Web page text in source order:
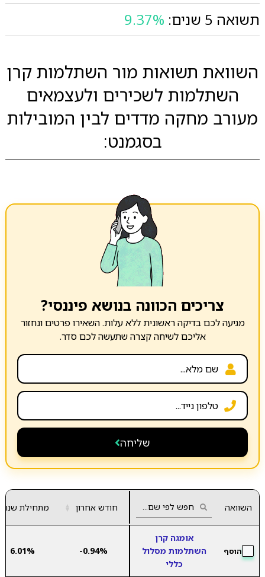
תשואה 5 שנים:
9.37%
השוואת תשואות מור השתלמות קרן
השתלמות לשכירים ולעצמאים
מעורב מחקה מדדים לבין המובילות
בסגמנט:
צריכים הכוונה בנושא פיננסי?
מגיעה לכם בדיקה ראשונית ללא עלות. השאירו פרטים ונחזור
אליכם לשיחה קצרה שתעשה לכם סדר.
שליחה
השוואה חודש אחרון ▲
▼ מתחילת שנה
הוסף
אומגה קרן
השתלמות מסלול
כללי
-0.94%
6.01%